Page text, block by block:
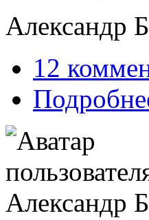
Александр
12